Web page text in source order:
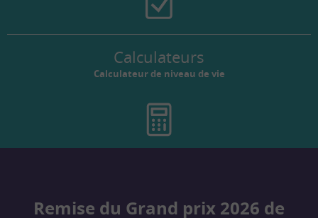
Calculateurs
Calculateur de niveau de vie
Remise du Grand prix 2026 de